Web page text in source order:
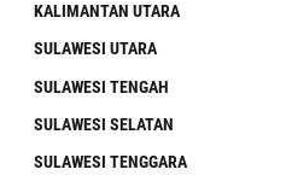
KALIMANTAN UTARA
SULAWESI UTARA
SULAWESI TENGAH
SULAWESI SELATAN
SULAWESI TENGGARA